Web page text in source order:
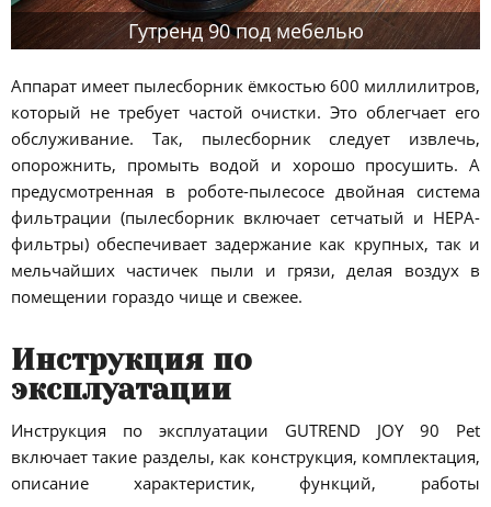
Гутренд 90 под мебелью
Аппарат имеет пылесборник ёмкостью 600 миллилитров,
который не требует частой очистки. Это облегчает его
обслуживание. Так, пылесборник следует извлечь,
опорожнить, промыть водой и хорошо просушить. А
предусмотренная в роботе-пылесосе двойная система
фильтрации (пылесборник включает сетчатый и НЕРА-
фильтры) обеспечивает задержание как крупных, так и
мельчайших частичек пыли и грязи, делая воздух в
помещении гораздо чище и свежее.
Инструкция по
эксплуатации
Инструкция по эксплуатации GUTREND JOY 90 Pet
включает такие разделы, как конструкция, комплектация,
описание характеристик, функций, работы